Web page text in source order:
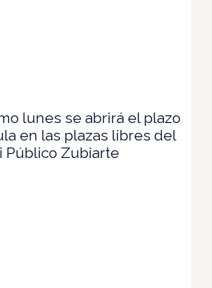
lunes se abrirá el plazo
en las plazas libres del
Público Zubiarte